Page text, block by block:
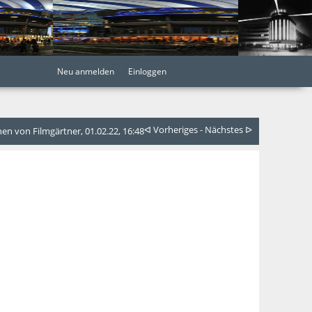
Neu anmelden Einloggen
von Filmgärtner, 01.02.22, 16:48ᐊ Vorheriges- Nächstes ᐅ